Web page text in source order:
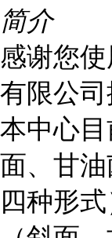
简介
感谢您
有限公司
本中心
面、甘
四种形